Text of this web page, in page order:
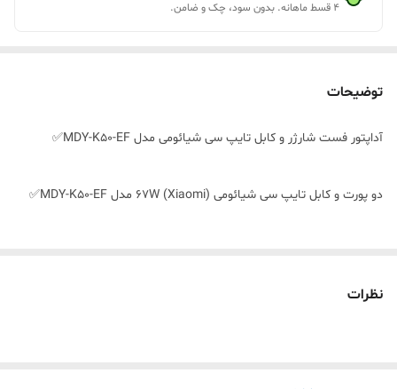
۴ قسط ماهانه. بدون سود، چک و ضامن.
توضیحات
آداپتور فست شارژر و کابل تایپ سی شیائومی مدل MDY-K50-EF✅
دو پورت و کابل تایپ سی شیائومی (Xiaomi) 67W مدل MDY-K50-EF✅
نظرات